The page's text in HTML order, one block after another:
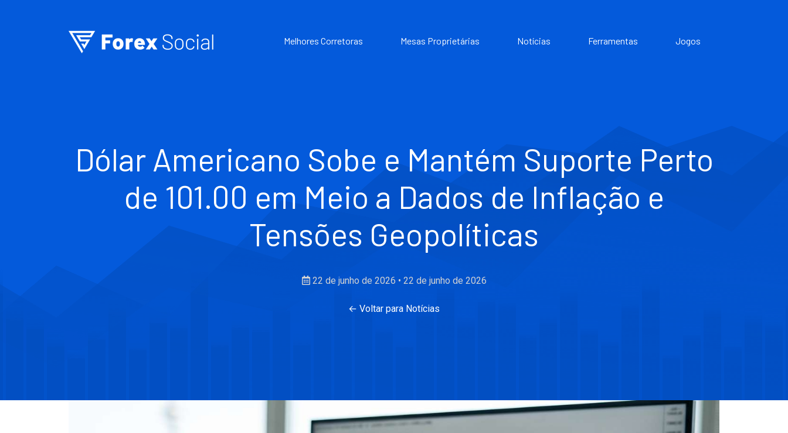
Melhores Corretoras Mesas Proprietárias Notícias Ferramentas Jogos
Dólar Americano Sobe e Mantém Suporte Perto
de 101.00 em Meio a Dados de Inflação e
Tensões Geopolíticas
22 de junho de 2026 • 22 de junho de 2026
← Voltar para Notícias